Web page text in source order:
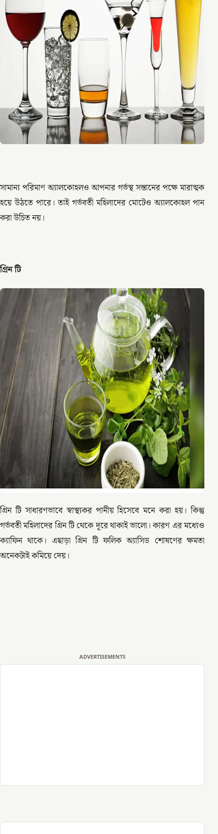
সামান্য পরিমাণ অ্যালকোহলও আপনার গর্ভস্থ সন্তানের পক্ষে মারাত্মক
হয়ে উঠতে পারে। তাই গর্ভবতী মহিলাদের মোটেও অ্যালকোহল পান
করা উচিত নয়।
গ্রিন টি
গ্রিন টি সাধারণভাবে স্বাস্থ্যকর পানীয় হিসেবে মনে করা হয়। কিন্তু
গর্ভবতী মহিলাদের গ্রিন টি থেকে দূরে থাকাই ভালো। কারণ এর মধ্যেও
ক্যাফিন থাকে। এছাড়া গ্রিন টি ফলিক অ্যাসিড শোষণের ক্ষমতা
অনেকটাই কমিয়ে দেয়।
ADVERTISEMENTS